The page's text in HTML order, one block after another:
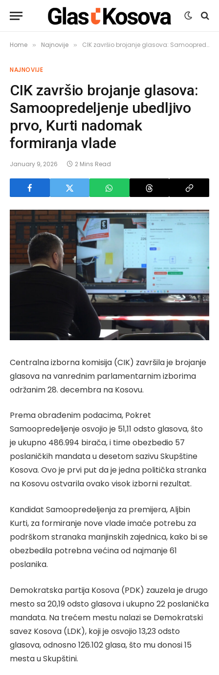
Home » Najnovije » CIK završio brojanje glasova: Samoopredeljenje ubedljivo prvo, Kurti nadomak formiranja vlade
NAJNOVIJE
CIK završio brojanje glasova:
Samoopredeljenje ubedljivo
prvo, Kurti nadomak
formiranja vlade
January 9, 2026 2 Mins Read
Centralna izborna komisija (CIK) završila je brojanje
glasova na vanrednim parlamentarnim izborima
održanim 28. decembra na Kosovu.
Prema obrađenim podacima, Pokret
Samoopredeljenje osvojio je 51,11 odsto glasova, što
je ukupno 486.994 birača, i time obezbedio 57
poslaničkih mandata u desetom sazivu Skupštine
Kosova. Ovo je prvi put da je jedna politička stranka
na Kosovu ostvarila ovako visok izborni rezultat.
Kandidat Samoopredeljenja za premijera, Aljbin
Kurti, za formiranje nove vlade imaće potrebu za
podrškom stranaka manjinskih zajednica, kako bi se
obezbedila potrebna većina od najmanje 61
poslanika.
Demokratska partija Kosova (PDK) zauzela je drugo
mesto sa 20,19 odsto glasova i ukupno 22 poslanička
mandata. Na trećem mestu nalazi se Demokratski
savez Kosova (LDK), koji je osvojio 13,23 odsto
glasova, odnosno 126.102 glasa, što mu donosi 15
mesta u Skupštini.